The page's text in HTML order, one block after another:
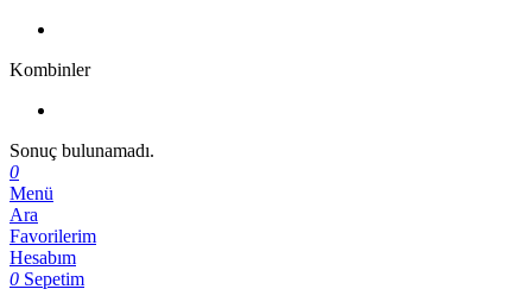
Kombinler
Sonuç bulunamadı.
0
Menü
Ara
Favorilerim
Hesabım
0 Sepetim